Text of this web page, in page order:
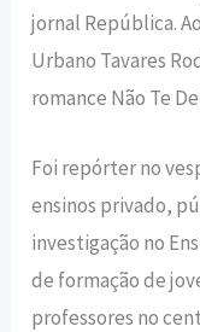
jornal República.
Urbano Tavares
romance Não Te
Foi repórter no
ensinos privado,
investigação no
de formação de
professores no